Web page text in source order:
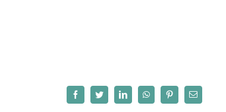
FacebookTwitterLinkedInWhatsAppPinterestCorreo
electrónico